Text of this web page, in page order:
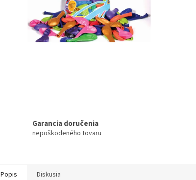
Garancia doručenia
nepoškodeného tovaru
Popis Diskusia